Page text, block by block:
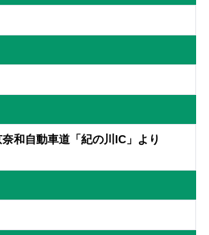
和自動車道「紀の川IC」より